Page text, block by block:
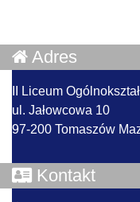
Adres
II Liceum
ul. Jałowcowa 10
97-200 Tomaszów
Kontakt